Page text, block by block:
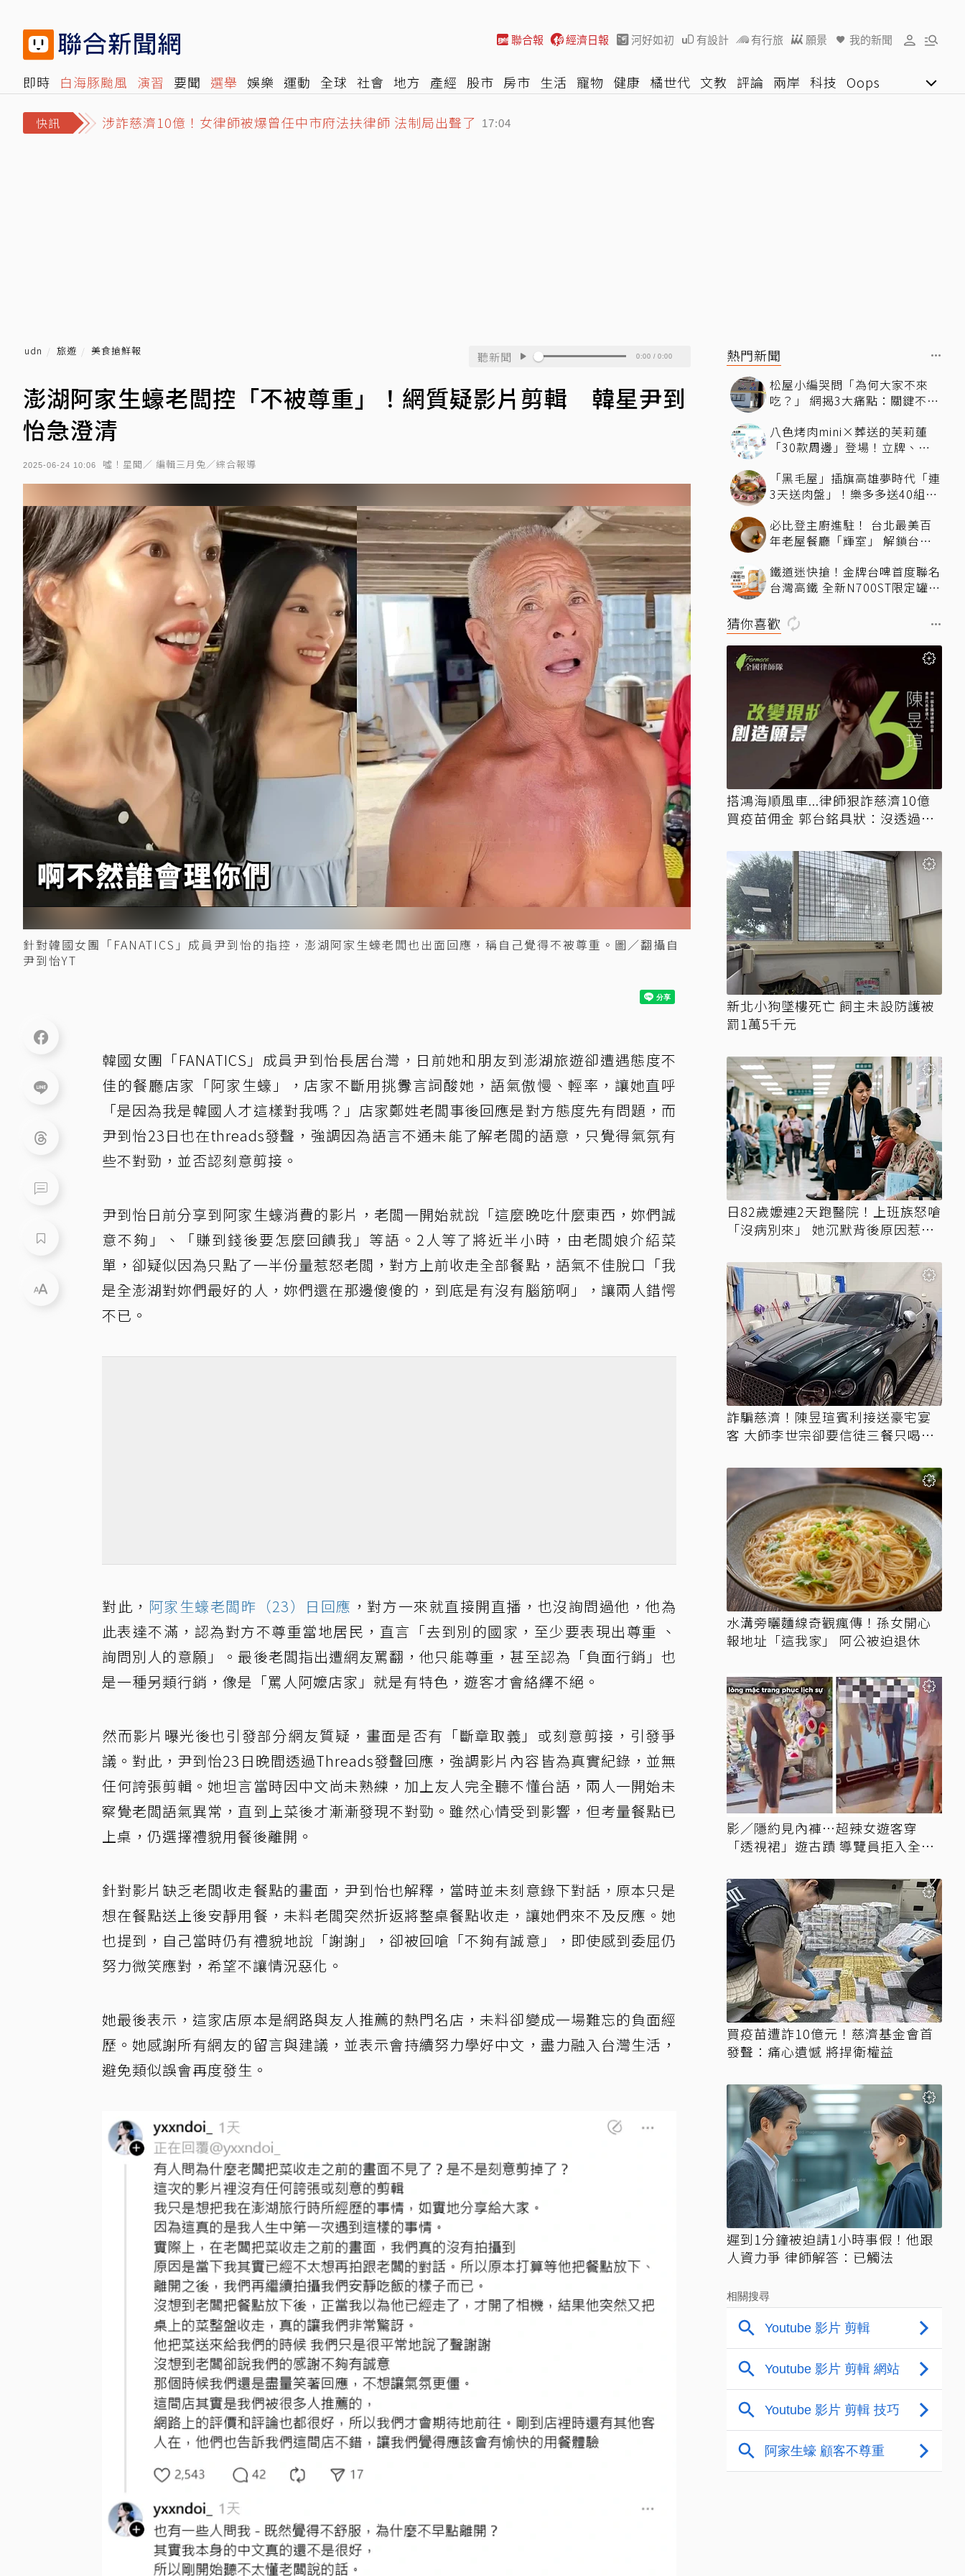
聯合報 經濟日報 河好如初 有設計 有行旅 願景 我的新聞
即時 白海豚颱風 演習 要聞 選舉 娛樂 運動 全球 社會 地方 產經 股市 房市 生活 寵物 健康 橘世代 文教 評論 兩岸 科技 Oops
快訊
涉詐慈濟10億！女律師被爆曾任中市府法扶律師 法制局出聲了
陳嘉偉直言台股走空 無量反彈下周恐破半年線！點名國巨跌到500元非底
udn 旅遊 美食搶鮮報 聽新聞 0:00 / 0:00
澎湖阿家生蠔老闆控「不被尊重」！網質疑影片剪輯 韓星尹到
怡急澄清
2025-06-24 10:06 噓！星聞／ 編輯三月兔／綜合報導
針對韓國女團「FANATICS」成員尹到怡的指控，澎湖阿家生蠔老闆也出面回應，稱自己覺得不被尊重。圖／翻攝自
尹到怡YT
韓國女團「FANATICS」成員尹到怡長居台灣，日前她和朋友到澎湖旅遊卻遭遇態度不
佳的餐廳店家「阿家生蠔」，店家不斷用挑釁言詞酸她，語氣傲慢、輕率，讓她直呼
「是因為我是韓國人才這樣對我嗎？」店家鄭姓老闆事後回應是對方態度先有問題，而
尹到怡23日也在threads發聲，強調因為語言不通未能了解老闆的語意，只覺得氣氛有
些不對勁，並否認刻意剪接。
尹到怡日前分享到阿家生蠔消費的影片，老闆一開始就說「這麼晚吃什麼東西，妳們誠
意不夠」、「賺到錢後要怎麼回饋我」等語。2人等了將近半小時，由老闆娘介紹菜
單，卻疑似因為只點了一半份量惹怒老闆，對方上前收走全部餐點，語氣不佳脫口「我
是全澎湖對妳們最好的人，妳們還在那邊傻傻的，到底是有沒有腦筋啊」，讓兩人錯愕
不已。
對此， 阿家生蠔老闆昨（23）日回應 ，對方一來就直接開直播，也沒詢問過他，他為
此表達不滿，認為對方不尊重當地居民，直言「去到別的國家，至少要表現出尊重 、
詢問別人的意願」。最後老闆指出遭網友罵翻，他只能尊重，甚至認為「負面行銷」也
是一種另類行銷，像是「罵人阿嬤店家」就是有特色，遊客才會絡繹不絕。
然而影片曝光後也引發部分網友質疑，畫面是否有「斷章取義」或刻意剪接，引發爭
議。對此，尹到怡23日晚間透過Threads發聲回應，強調影片內容皆為真實紀錄，並無
任何誇張剪輯。她坦言當時因中文尚未熟練，加上友人完全聽不懂台語，兩人一開始未
察覺老闆語氣異常，直到上菜後才漸漸發現不對勁。雖然心情受到影響，但考量餐點已
上桌，仍選擇禮貌用餐後離開。
針對影片缺乏老闆收走餐點的畫面，尹到怡也解釋，當時並未刻意錄下對話，原本只是
想在餐點送上後安靜用餐，未料老闆突然折返將整桌餐點收走，讓她們來不及反應。她
也提到，自己當時仍有禮貌地說「謝謝」，卻被回嗆「不夠有誠意」，即使感到委屈仍
努力微笑應對，希望不讓情況惡化。
她最後表示，這家店原本是網路與友人推薦的熱門名店，未料卻變成一場難忘的負面經
歷。她感謝所有網友的留言與建議，並表示會持續努力學好中文，盡力融入台灣生活，
避免類似誤會再度發生。
熱門新聞
松屋小編哭問「為何大家不來
吃？」 網揭3大痛點：關鍵不只
八色烤肉mini×葬送的芙莉蓮
「30款周邊」登場！立牌、鑰
「黑毛屋」插旗高雄夢時代「連
3天送肉盤」！樂多多送40組鐵
必比登主廚進駐！ 台北最美百
年老屋餐廳「輝室」 解鎖台味
鐵道迷快搶！金牌台啤首度聯名
台灣高鐵 全新N700ST限定罐開
猜你喜歡
搭鴻海順風車...律師狠詐慈濟10億
買疫苗佣金 郭台銘具狀：沒透過仲
新北小狗墜樓死亡 飼主未設防護被
罰1萬5千元
日82歲嬤連2天跑醫院！上班族怒嗆
「沒病別來」 她沉默背後原因惹鼻
詐騙慈濟！陳昱瑄賓利接送豪宅宴
客 大師李世宗卻要信徒三餐只喝精
水溝旁曬麵線奇觀瘋傳！孫女開心
報地址「這我家」 阿公被迫退休
影／隱約見內褲…超辣女遊客穿
「透視裙」遊古蹟 導覽員拒入全網
買疫苗遭詐10億元！慈濟基金會首
發聲：痛心遺憾 將捍衛權益
遲到1分鐘被迫請1小時事假！他跟
人資力爭 律師解答：已觸法